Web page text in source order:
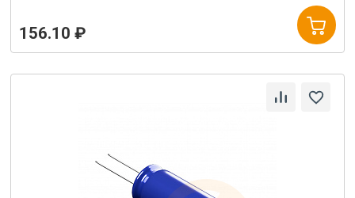
156.10 ₽